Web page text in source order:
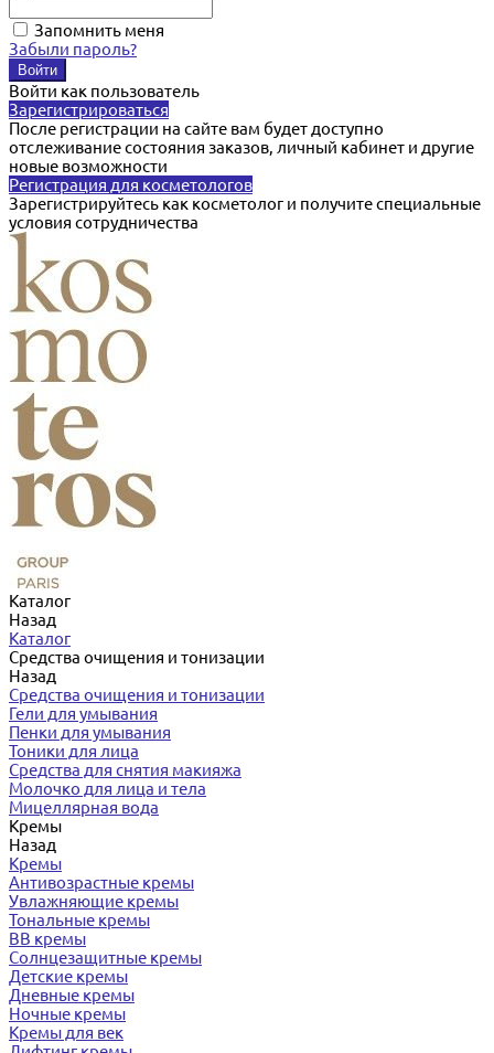
Запомнить меня
Забыли пароль?
Войти как пользователь
Зарегистрироваться
После регистрации на сайте вам будет доступно
отслеживание состояния заказов, личный кабинет и другие
новые возможности
Регистрация для косметологов
Зарегистрируйтесь как косметолог и получите специальные
условия сотрудничества
Каталог
Назад
Каталог
Средства очищения и тонизации
Назад
Средства очищения и тонизации
Гели для умывания
Пенки для умывания
Тоники для лица
Средства для снятия макияжа
Молочко для лица и тела
Мицеллярная вода
Кремы
Назад
Кремы
Антивозрастные кремы
Увлажняющие кремы
Тональные кремы
BB кремы
Солнцезащитные кремы
Детские кремы
Дневные кремы
Ночные кремы
Кремы для век